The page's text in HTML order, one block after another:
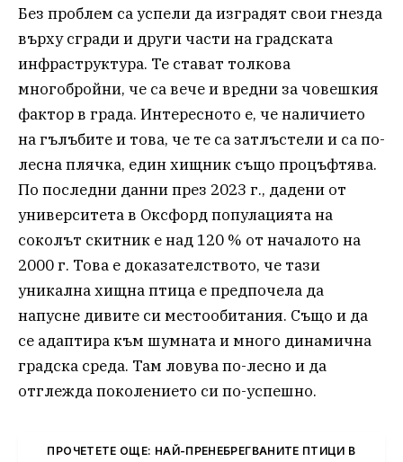
Без проблем са успели да изградят свои гнезда
върху сгради и други части на градската
инфраструктура. Те стават толкова
многобройни, че са вече и вредни за човешкия
фактор в града. Интересното е, че наличието
на гълъбите и това, че те са затлъстели и са по-
лесна плячка, един хищник също процъфтява.
По последни данни през 2023 г., дадени от
университета в Оксфорд популацията на
соколът скитник е над 120 % от началото на
2000 г. Това е доказателството, че тази
уникална хищна птица е предпочела да
напусне дивите си местообитания. Също и да
се адаптира към шумната и много динамична
градска среда. Там ловува по-лесно и да
отглежда поколението си по-успешно.
ПРОЧЕТЕТЕ ОЩЕ: НАЙ-ПРЕНЕБРЕГВАНИТЕ ПТИЦИ В